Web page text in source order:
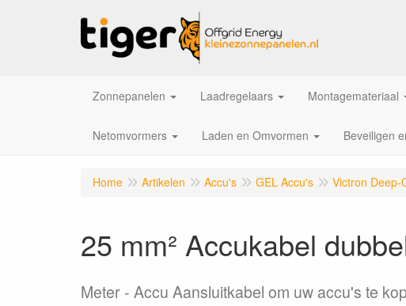
Zonnepanelen Laadregelaars Montagemateriaal
Netomvormers Laden en Omvormen Beveiligen
Home Artikelen Accu's GEL Accu's Victron Deep-
25 mm² Accukabel
Meter Accu Aansluitkabel om uw accu's te